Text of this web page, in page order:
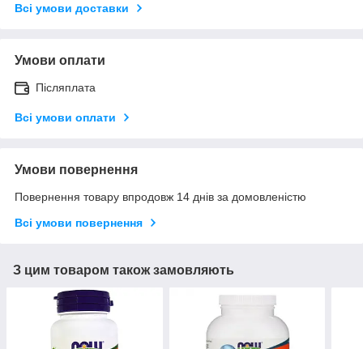
Всі умови доставки
Умови оплати
Післяплата
Всі умови оплати
Умови повернення
Повернення товару впродовж 14 днів за домовленістю
Всі умови повернення
З цим товаром також замовляють